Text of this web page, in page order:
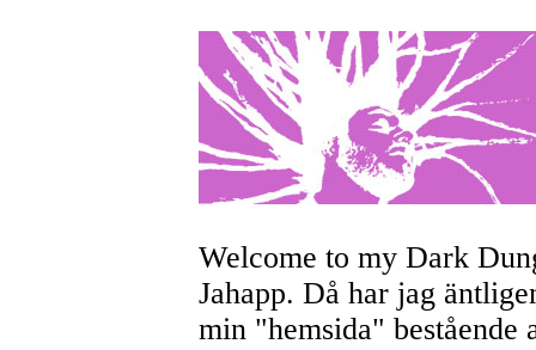
Welcome to my Dark
Jahapp. Då har jag
min "hemsida" bestående